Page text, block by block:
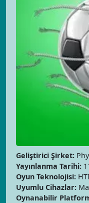
Geliştirici Şirket:
Yayınlanma Tarihi:
Oyun Teknolojisi:
Uyumlu Cihazlar:
Oynanabilir